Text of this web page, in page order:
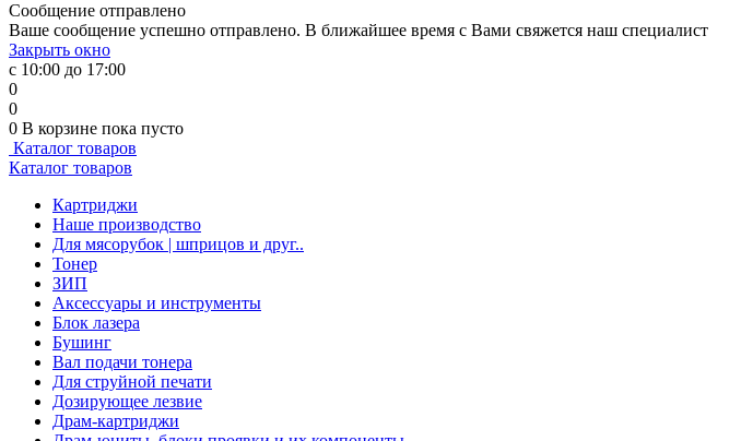
Сообщение отправлено
Ваше сообщение успешно отправлено. В ближайшее время с Вами свяжется наш специалист
Закрыть окно
с 10:00 до 17:00
0
0
0 В корзине пока пусто
Каталог товаров
Каталог товаров
Картриджи
Наше производство
Для мясорубок | шприцов и друг..
Тонер
ЗИП
Аксессуары и инструменты
Блок лазера
Бушинг
Вал подачи тонера
Для струйной печати
Дозирующее лезвие
Драм-картриджи